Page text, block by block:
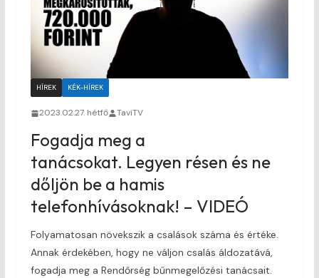
HÍREK KÉK-HÍREK
2023.02.27. hétfő TaviTV
Fogadja meg a
tanácsokat. Legyen résen és ne
dőljön be a hamis
telefonhívásoknak! – VIDEÓ
Folyamatosan növekszik a csalások száma és értéke.
Annak érdekében, hogy ne váljon csalás áldozatává,
fogadja meg a Rendőrség bűnmegelőzési tanácsait.